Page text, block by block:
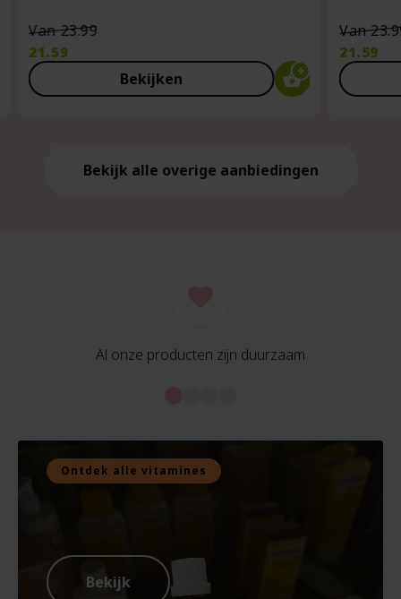
Van23.99Oorspronkelijke
was:
€23.99.
21.59
Huidige
prijs
Bekijken
Van
21.59
Huidige
prijs
Bekijk alle overige aanbiedingen
Al onze producten zijn duurzaam
Ontdek alle vitamines
Bekijk